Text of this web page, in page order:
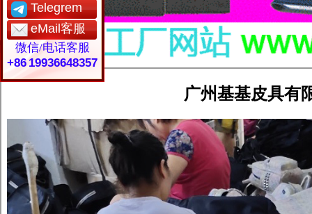
Telegrem
eMail客服
微信/电话客服
+86 19936648357